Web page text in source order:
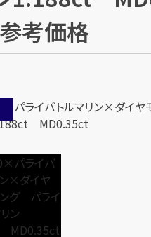
考価格